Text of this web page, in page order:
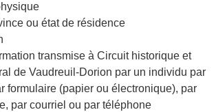
ou état de résidence
transmise à Circuit historique et
de Vaudreuil-Dorion par un individu par
formulaire (papier ou électronique), par
par courriel ou par téléphone